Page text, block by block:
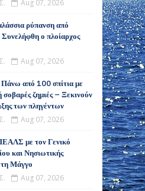
Aug 07, 2026
ρύπανση από
Συνελήφθη ο πλοίαρχος
Aug 07, 2026
από 100 σπίτια με
σοβαρές ζημιές – Ξεκινούν
των πληγέντων
Aug 07, 2026
με τον Γενικό
και Νησιωτικής
Μάγγο
Aug 07, 2026